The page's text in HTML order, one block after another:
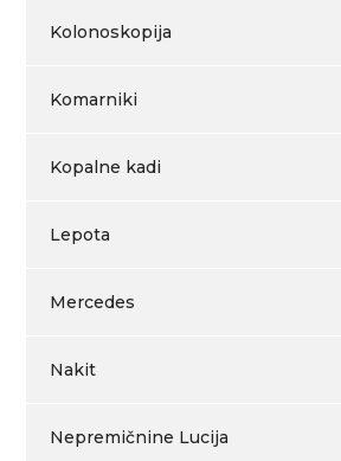
Kolonoskopija
Komarniki
Kopalne kadi
Lepota
Mercedes
Nakit
Nepremičnine Lucija